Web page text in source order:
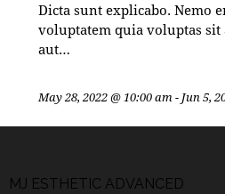
Dicta sunt explicabo. Nemo
voluptatem quia voluptas
aut…
May 28, 2022 @ 10:00 am- Jun 5,
MJ ESTHETIC ADVANCED